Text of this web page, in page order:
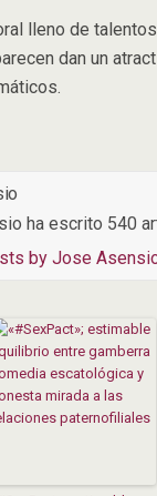
lleno de
dan un
ha escrito 540
by Jose